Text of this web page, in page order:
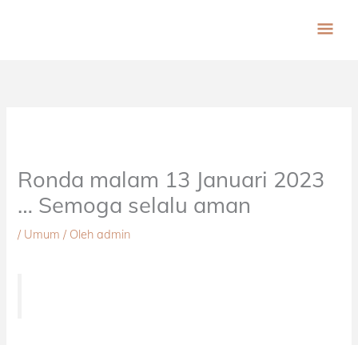
Ronda malam 13 Januari 2023
… Semoga selalu aman
/ Umum / Olehadmin